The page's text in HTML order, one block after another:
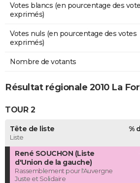
Votes blancs (en pourcentage des
exprimés)
Votes nuls (en pourcentage des votes
exprimés)
Nombre de votants
Résultat régionale 2010 La
TOUR 2
Tête de liste
Liste
%
René SOUCHON (Liste
d'Union de la gauche)
Rassemblement pour l'Auvergne
Juste et Solidaire